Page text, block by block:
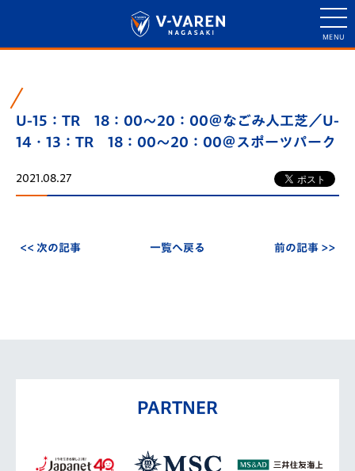
U-15：TR 18：00～20：00＠なごみ人工芝／U-
14・13：TR 18：00～20：00＠スポーツパーク
2021.08.27
<< 次の記事 一覧へ戻る 前の記事 >>
PARTNER